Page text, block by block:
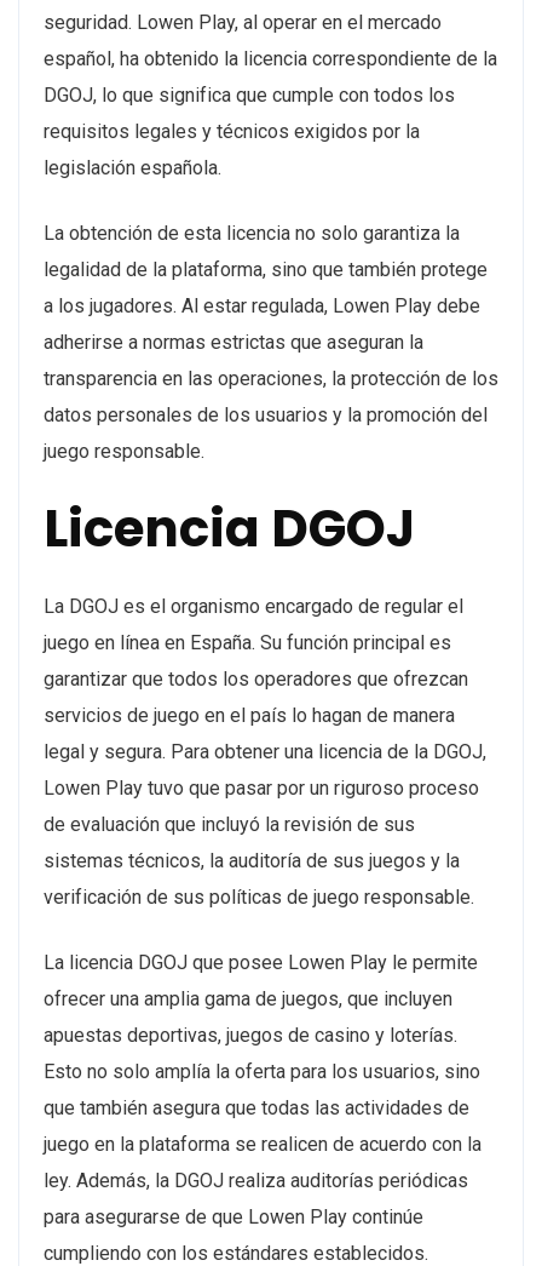
seguridad. Lowen Play, al operar en el mercado
español, ha obtenido la licencia correspondiente de la
DGOJ, lo que significa que cumple con todos los
requisitos legales y técnicos exigidos por la
legislación española.
La obtención de esta licencia no solo garantiza la
legalidad de la plataforma, sino que también protege
a los jugadores. Al estar regulada, Lowen Play debe
adherirse a normas estrictas que aseguran la
transparencia en las operaciones, la protección de los
datos personales de los usuarios y la promoción del
juego responsable.
Licencia DGOJ
La DGOJ es el organismo encargado de regular el
juego en línea en España. Su función principal es
garantizar que todos los operadores que ofrezcan
servicios de juego en el país lo hagan de manera
legal y segura. Para obtener una licencia de la DGOJ,
Lowen Play tuvo que pasar por un riguroso proceso
de evaluación que incluyó la revisión de sus
sistemas técnicos, la auditoría de sus juegos y la
verificación de sus políticas de juego responsable.
La licencia DGOJ que posee Lowen Play le permite
ofrecer una amplia gama de juegos, que incluyen
apuestas deportivas, juegos de casino y loterías.
Esto no solo amplía la oferta para los usuarios, sino
que también asegura que todas las actividades de
juego en la plataforma se realicen de acuerdo con la
ley. Además, la DGOJ realiza auditorías periódicas
para asegurarse de que Lowen Play continúe
cumpliendo con los estándares establecidos.